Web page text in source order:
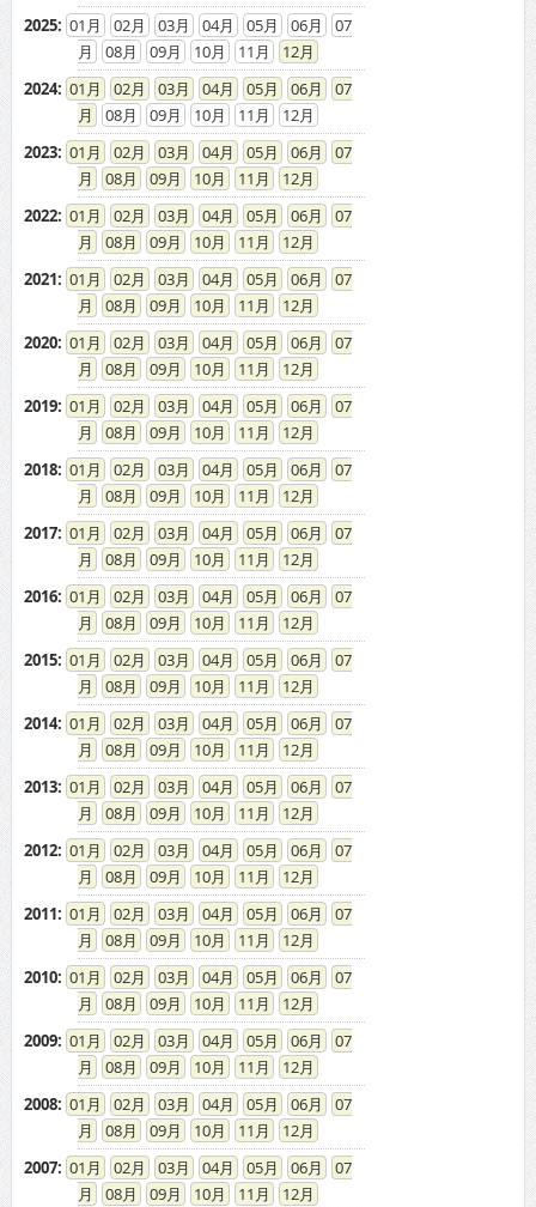
2025: 01 02 03 04 05 06
07
08
09 10 11
12
2024: 01 02 03 04 05 06
07
08
09 10 11
12
2023: 01 02 03 04 05 06
07
08
09 10 11
12
2022: 01 02 03 04 05 06
07
08
09 10 11
12
2021: 01 02 03 04 05 06
07
08
09 10 11
12
2020: 01 02 03 04 05 06
07
08
09 10 11
12
2019: 01 02 03 04 05 06
07
08
09 10 11
12
2018: 01 02 03 04 05 06
07
08
09 10 11
12
2017: 01 02 03 04 05 06
07
08
09 10 11
12
2016: 01 02 03 04 05 06
07
08
09 10 11
12
2015: 01 02 03 04 05 06
07
08
09 10 11
12
2014: 01 02 03 04 05 06
07
08
09 10 11
12
2013: 01 02 03 04 05 06
07
08
09 10 11
12
2012: 01 02 03 04 05 06
07
08
09 10 11
12
2011: 01 02 03 04 05 06
07
08
09 10 11
12
2010: 01 02 03 04 05 06
07
08
09 10 11
12
2009: 01 02 03 04 05 06
07
08
09 10 11
12
2008: 01 02 03 04 05 06
07
08
09 10 11
12
2007: 01 02 03 04 05 06
07
08
09 10 11
12